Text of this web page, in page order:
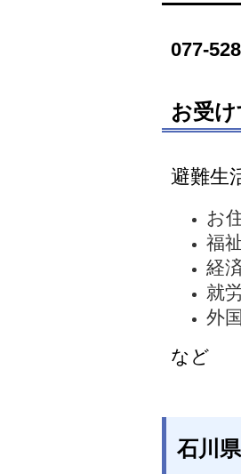
077-
お受
避難生
お
福
経
就
外
など
石川